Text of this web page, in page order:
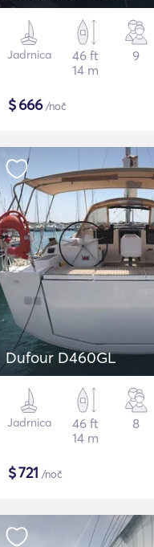
Jadrnica
46 ft
14 m
9
$666/noč
Dufour D460GL
Jadrnica
46 ft
14 m
8
$721 /noč